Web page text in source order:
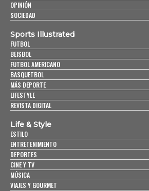
OPINIÓN
SOCIEDAD
Sports Illustrated
FUTBOL
BEISBOL
FUTBOL AMERICANO
BASQUETBOL
MÁS DEPORTE
LIFESTYLE
REVISTA DIGITAL
Life & Style
ESTILO
ENTRETENIMIENTO
DEPORTES
CINE Y TV
MÚSICA
VIAJES Y GOURMET